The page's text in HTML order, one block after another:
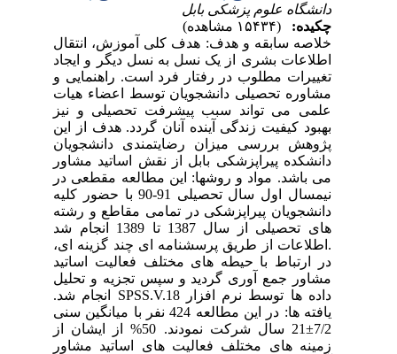
دانشگاه علوم پزشکی بابل
چکیده:
خلاصه سابقه و هدف: هدف کلی آموزش، انتقال
اطلاعات بشری از یک نسل به نسل دیگر و ایجاد
تغییرات مطلوب در رفتار فرد است. راهنمایی و
مشاوره تحصیلی دانشجویان توسط اعضاء هیات
علمی می تواند سبب پیشرفت تحصیلی و نیز
بهبود کیفیت زندگی آینده آنان گردد. هدف از این
پژوهش بررسی میزان رضایتمندی دانشجویان
دانشکده پیراپزشکی بابل از نقش اساتید مشاور
می باشد. مواد و روشها: این مطالعه مقطعی در
نیمسال اول سال تحصیلی 91-90 با حضور کلیه
دانشجویان پیراپزشکی در تمامی مقاطع و رشته
های تحصیلی از سال 1387 تا 1389 انجام شد
.اطلاعات از طریق پرسشنامه ای چند گزینه ای،
در ارتباط با حیطه های مختلف فعالیت اساتید
مشاور جمع آوری گردید و سپس تجزیه و تحلیل
داده ها توسط نرم افزار SPSS.V.18 انجام شد.
یافته ها: در این مطالعه 424 نفر با میانگین سنی
7/2±21 سال شرکت نمودند. 50% از ایشان از
زمینه های مختلف فعالیت های اساتید مشاور